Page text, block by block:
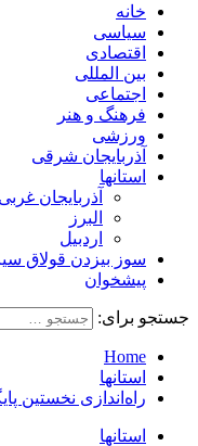
خانه
سیاسی
اقتصادی
بین المللی
اجتماعی
فرهنگ و هنر
ورزشی
آذربایجان شرقی
استانها
آذربایجان غربی
البرز
اردبیل
سوز بیزدن قولاق
پیشخوان
جستجو برای:
Home
استانها
راه‌اندازی نخستین
استانها